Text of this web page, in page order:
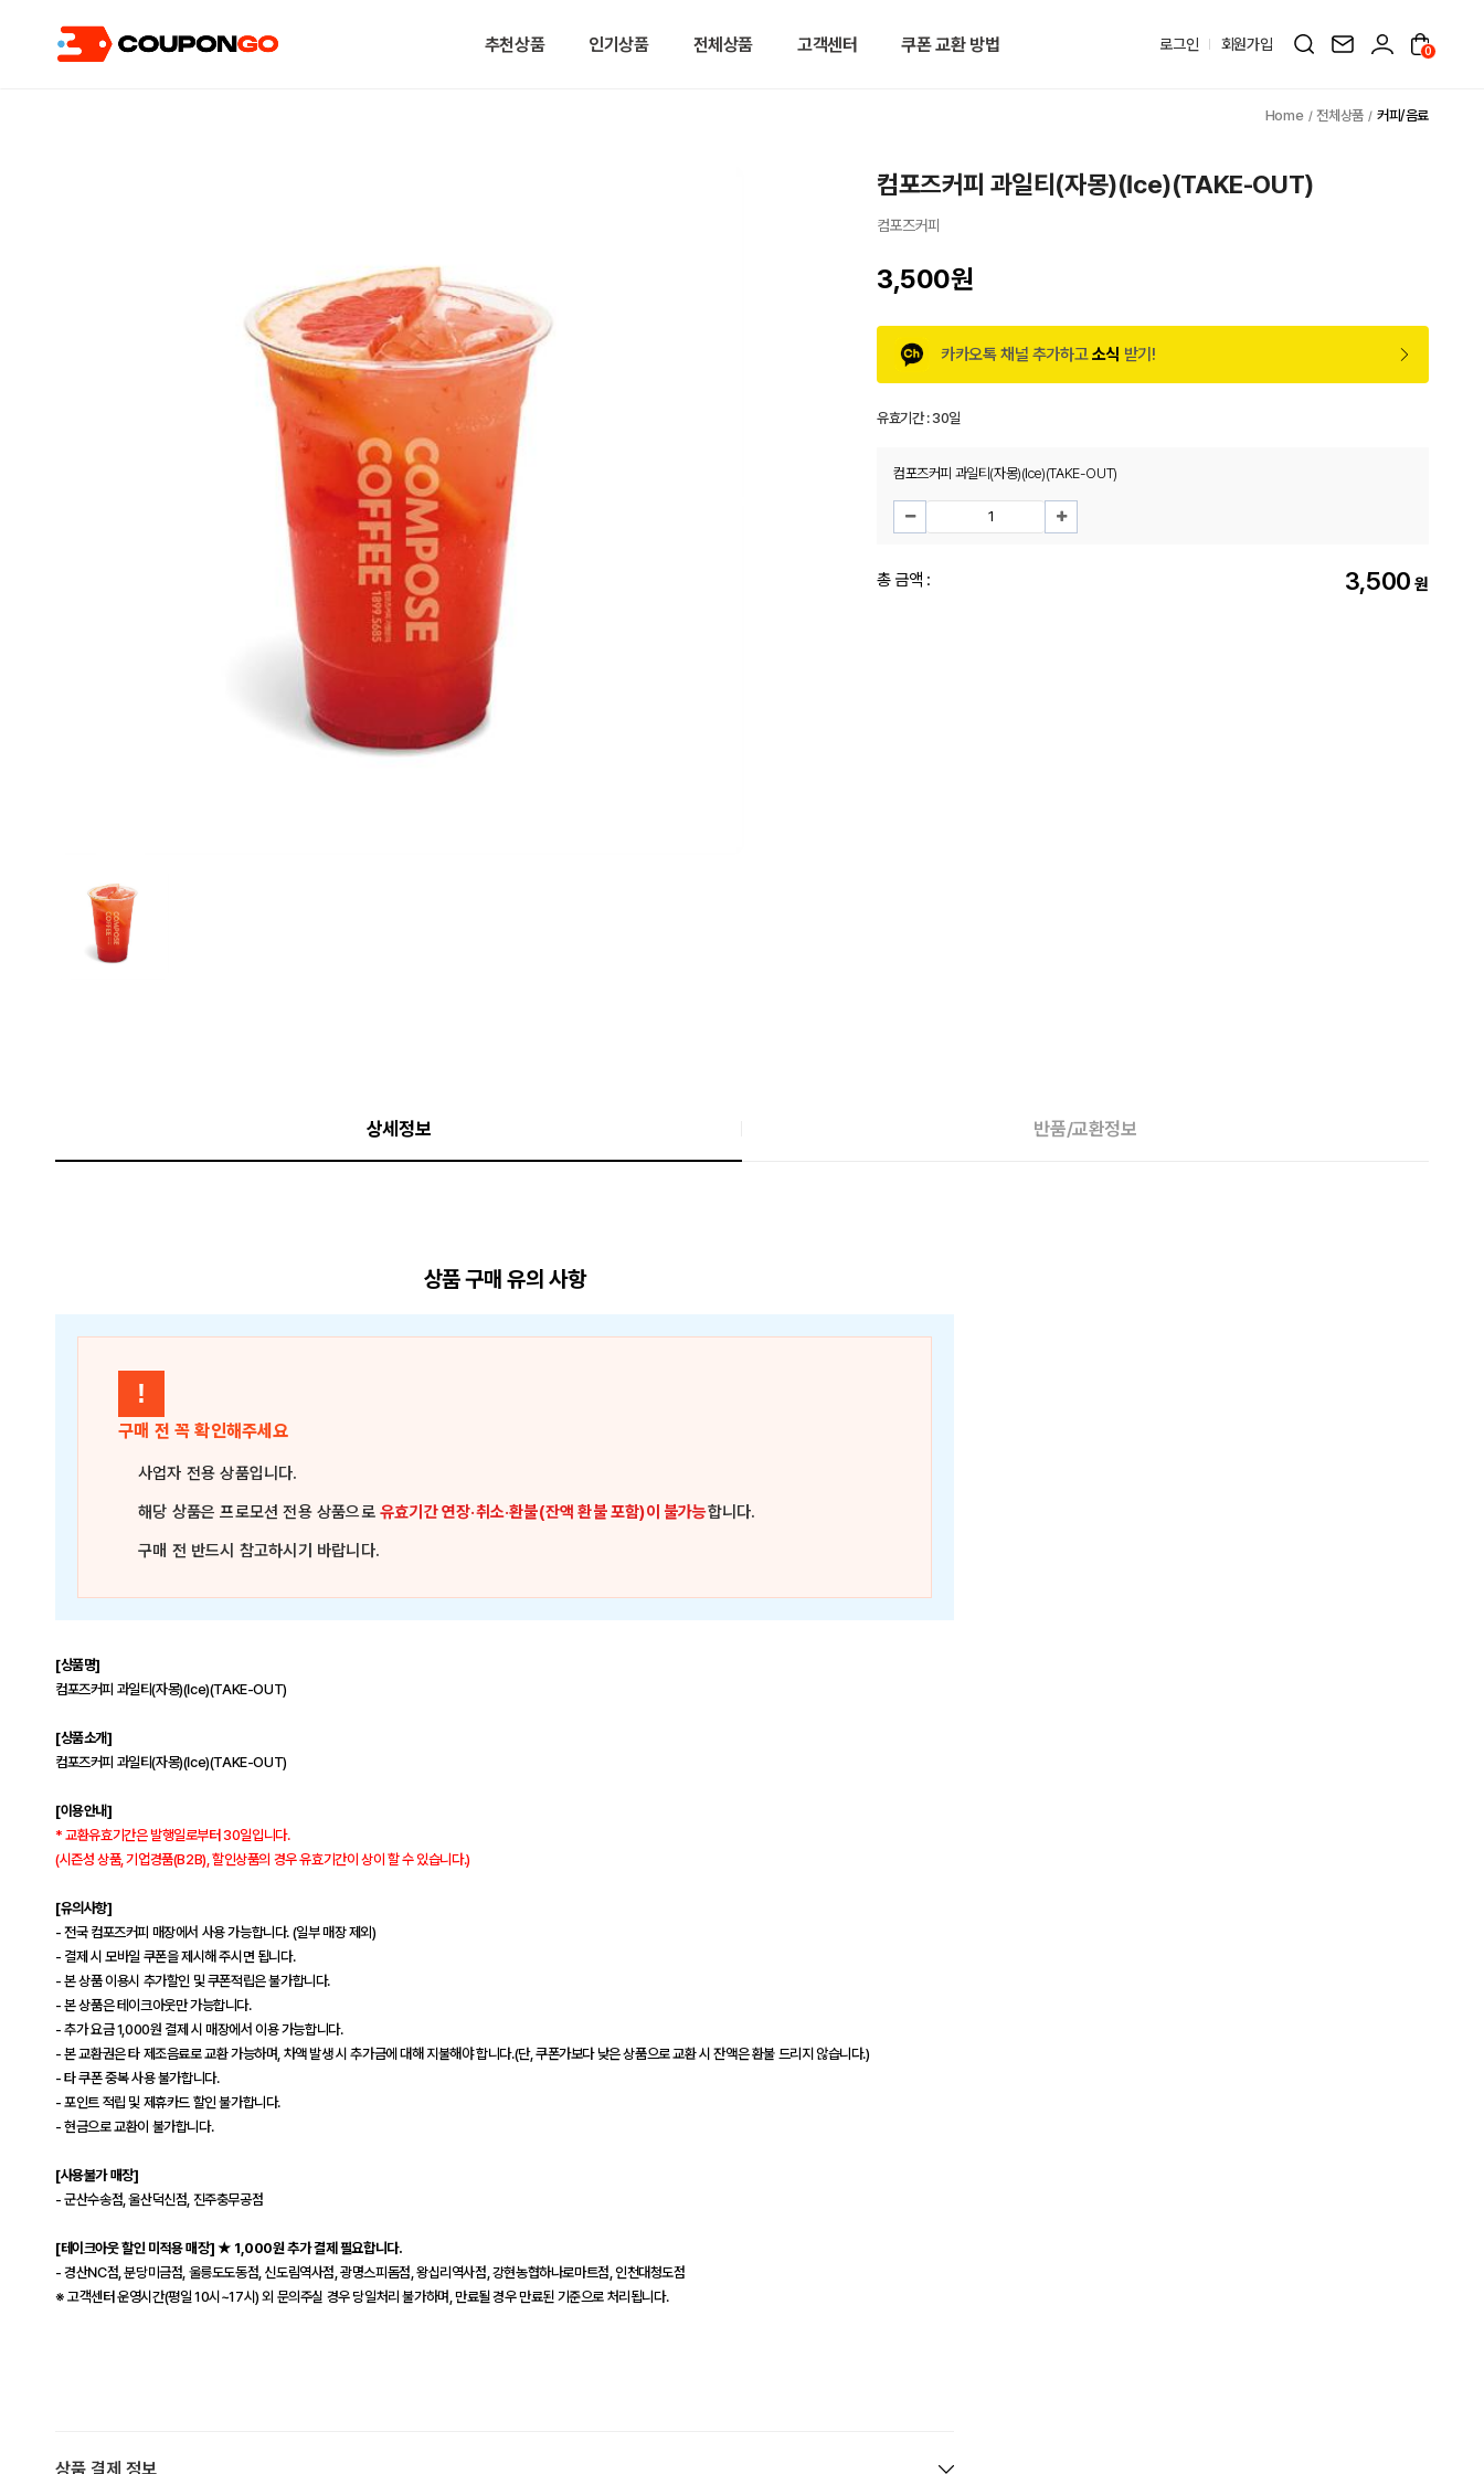
추천상품 인기상품 전체상품 고객센터 쿠폰 교환 방법 로그인 회원가입 0
전체상품 커피/음료
컴포즈커피 과일티(자몽)(Ice)(TAKE-OUT)
컴포즈커피
3,500원
카카오톡 채널 추가하고소식 받기!
유효기간 :30일
컴포즈커피 과일티(자몽)(Ice)(TAKE-OUT)
총 금액 : 3,500 원
상세정보 반품/교환정보
상품 구매 유의 사항
!
구매 전 꼭 확인해주세요
사업자 전용 상품입니다.
해당 상품은프로모션 전용 상품으로유효기간 연장·취소·환불(잔액 환불 포함)이 불가능합니다.
구매 전 반드시 참고하시기 바랍니다.
[상품명]
컴포즈커피 과일티(자몽)(Ice)(TAKE-OUT)
[상품소개]
컴포즈커피 과일티(자몽)(Ice)(TAKE-OUT)
[이용안내]
* 교환유효기간은 발행일로부터 30일입니다.
(시즌성 상품, 기업경품(B2B), 할인상품의 경우 유효기간이 상이 할 수 있습니다.)
[유의사항]
- 전국 컴포즈커피 매장에서 사용 가능합니다. (일부 매장 제외)
- 결제 시 모바일 쿠폰을 제시해 주시면 됩니다.
- 본 상품 이용시 추가할인 및 쿠폰적립은 불가합니다.
- 본 상품은 테이크아웃만 가능합니다.
- 추가 요금 1,000원 결제 시 매장에서 이용 가능합니다.
- 본 교환권은 타 제조음료로 교환 가능하며, 차액 발생 시 추가금에 대해 지불해야 합니다.(단, 쿠폰가보다 낮은 상품으로 교환 시 잔액은 환불 드리지 않습니다.)
- 타 쿠폰 중복 사용 불가합니다.
- 포인트 적립 및 제휴카드 할인 불가합니다.
- 현금으로 교환이 불가합니다.
[사용불가 매장]
- 군산수송점, 울산덕신점, 진주충무공점
[테이크아웃 할인 미적용 매장] ★ 1,000원 추가 결제 필요합니다.
- 경산NC점, 분당미금점, 울릉도도동점, 신도림역사점, 광명스피돔점, 왕십리역사점, 강현농협하나로마트점, 인천대청도점
※ 고객센터 운영시간(평일 10시~17시) 외 문의주실 경우 당일처리 불가하며, 만료될 경우 만료된 기준으로 처리됩니다.
상품 결제 정보